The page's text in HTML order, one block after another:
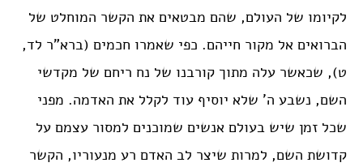
לקיומו של העולם, שהם מבטאים את הקשר המוחלט של
הברואים אל מקור חייהם. כפי שאמרו חכמים (ברא”ר לד,
ט), שכאשר עלה מתוך קורבנו של נח ריחם של מקדשי
השם, נשבע ה’ שלא יוסיף עוד לקלל את האדמה. מפני
שכל זמן שיש בעולם אנשים שמוכנים למסור עצמם על
קדושת השם, למרות שיצר לב האדם רע מנעוריו, הקשר